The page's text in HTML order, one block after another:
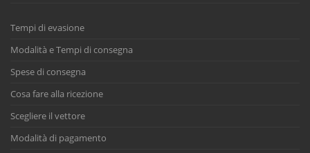
Tempi di evasione
Modalità e Tempi di consegna
Spese di consegna
Cosa fare alla ricezione
Scegliere il vettore
Modalità di pagamento